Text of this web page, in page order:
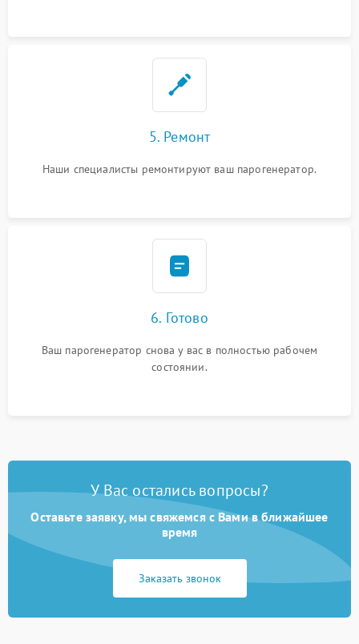
5. Ремонт
Наши специалисты ремонтируют ваш парогенератор.
6. Готово
Ваш парогенератор снова у вас в полностью рабочем
состоянии.
У Вас остались вопросы?
Оставьте заявку, мы свяжемся с Вами в ближайшее
время
Заказать звонок